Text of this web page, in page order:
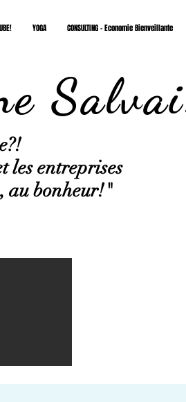
YOGA CONSULTING - Economie Bienveillante
les entreprises
au bonheur!"